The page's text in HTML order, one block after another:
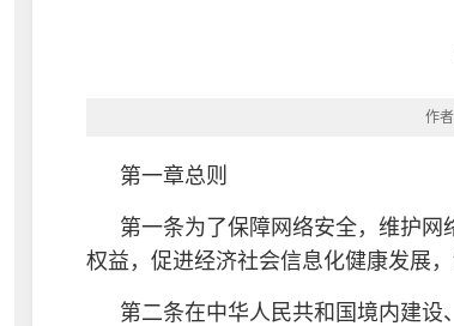
作
第一章总则
第一条为了保障网络安全，维护
权益，促进经济社会信息化健康发展，
第二条在中华人民共和国境内建设